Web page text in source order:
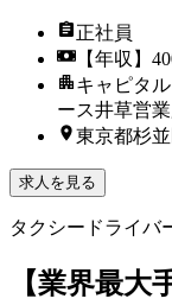
正社員
【年収】
キャピタ
ース井草営
東京都杉
求人を見る
タクシードライバ
【業界最